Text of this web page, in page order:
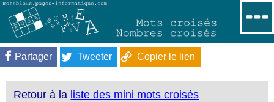
Partager Tweeter Copier le lien
Retour à la liste des mini mots croisés